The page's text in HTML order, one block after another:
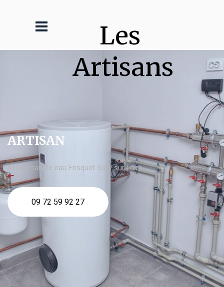
Les
Artisans
ARTISAN
devis chauffe eau Frisquet Sully sur Loire
09 72 59 92 27